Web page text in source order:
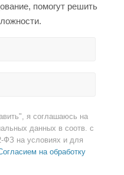
помогут решить
я соглашаюсь на
данных в соотв. с
на условиях и для
на обработку